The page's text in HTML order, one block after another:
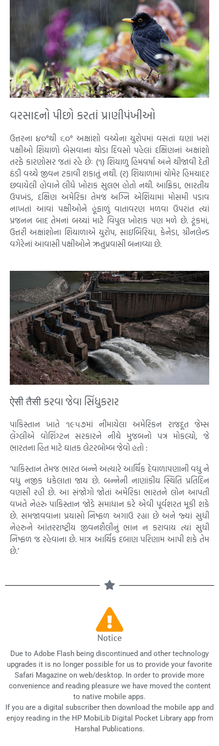
વરસાદનો પીછો કરતાં પ્રાણીપંખીઓ
ઉત્તરના ૪૦°થી ૬૦° અક્ષાંશો વચ્ચેના યુરોપમાં વસતાં ઘણાં ખરાં
પક્ષીઓ શિયાળો બેસવાના થોડા દિવસો પહેલાં દક્ષિણનાં અક્ષાંશો
તરફે કારણોસર જતાં રહે છેઃ (૧) શિયાળુ હિમવર્ષા અને થીજાવી દેતી
ઠંડી વચ્ચે જીવન ટકાવી શકાતું નથી. (ર) શિયાળામાં ચોમેર હિમચાદર
છવાયેલી હોવાને લીધે ખોરાક સુલભ હોતો નથી. આફ્રિકા, ભારતીય
ઉપખંડ, દક્ષિણ અમેરિકા તેમજ અગ્નિ એશિયામાં મોસમી પડાવ
નાખતાં આવાં પક્ષીઓને હૂંફાળું વાતાવરણ મળવા ઉપરાંત ત્યાં
પ્રજનન બાદ તેમનાં બચ્ચાં માટે વિપુલ ખોરાક પણ મળે છે. ટૂંકમાં,
ઉત્તરી અક્ષાંશોના શિયાળાએ યુરોપ, સાઇબિરિયા, કેનેડા, ગ્રીનલેન્ડ
વગેરેનાં આવાસી પક્ષીઓને ઋતુપ્રવાસી બનાવ્યા છે.
ऐसी तैसी કરવા જેવા સિંધુકરાર
પાકિસ્તાન ખાતે ૧૯૫૭માં નીમાયેલા અમેરિકન રાજદૂત જેમ્સ
લેંગ્લીએ વોશિંગ્ટન સરકારને નીચે મુજબનો પત્ર મોકલ્યો, જે
ભારતના હિત માટે ઘાતક લેટરબોમ્બ જેવો હતો :
‘પાકિસ્તાન તેમજ ભારત બન્ને અત્યારે આર્થિક દેવાળાપણાની વધુ ને
વધુ નજીક ધકેલાતા જાય છે. બન્નેની નાણાંકીય સ્થિતિ પ્રતિદિન
વણસી રહી છે. આ સંજોગો જોતાં અમેરિકા ભારતને લોન આપતી
વખતે નેહરુ પાકિસ્તાન જોડે સમાધાન કરે એવી પૂર્વશરત મૂકી શકે
છે. સમજાવવાના પ્રયાસો નિષ્ફળ અગાઉ રહ્યા છે અને જ્યાં સુધી
નેહરુને આંતરરાષ્ટ્રીય જીવનશૈલીનું ભાન ન કરાવાય ત્યાં સુધી
નિષ્ફળ જ રહેવાના છે. માત્ર આર્થિક દબાણ પરિણામ આપી શકે તેમ
છે.’
Notice
Due to Adobe Flash being discontinued and other technology
upgrades it is no longer possible for us to provide your favorite
Safari Magazine on web/desktop. In order to provide more
convenience and reading pleasure we have moved the content
to native mobile apps.
If you are a digital subscriber then download the mobile app and
enjoy reading in the HP MobiLib Digital Pocket Library app from
Harshal Publications.